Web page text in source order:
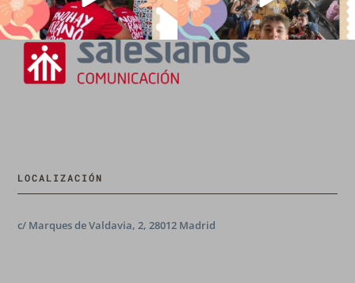
LOCALIZACIÓN
c/ Marques de Valdavia, 2, 28012 Madrid